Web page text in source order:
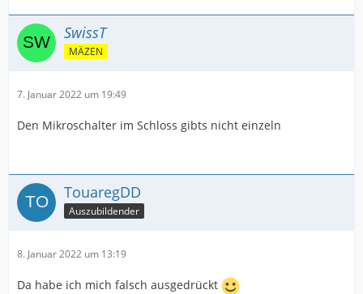
SwissT
MÄZEN
7. Januar 2022 um 19:49
Den Mikroschalter im Schloss gibts nicht einzeln
TouaregDD
Auszubildender
8. Januar 2022 um 13:19
Da habe ich mich falsch ausgedrückt